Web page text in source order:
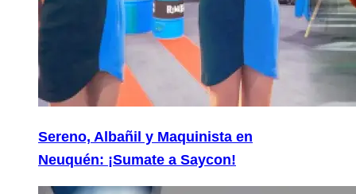
Sereno, Albañil y Maquinista en
Neuquén: ¡Sumate a Saycon!